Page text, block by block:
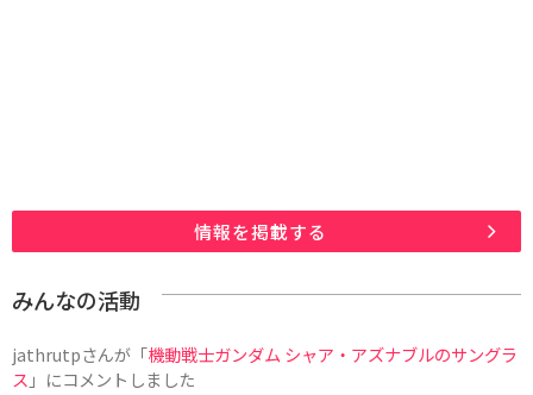
情報を掲載する
みんなの活動
jathrutpさんが「機動戦士ガンダム シャア・アズナブルのサングラ
ス 」にコメントしました